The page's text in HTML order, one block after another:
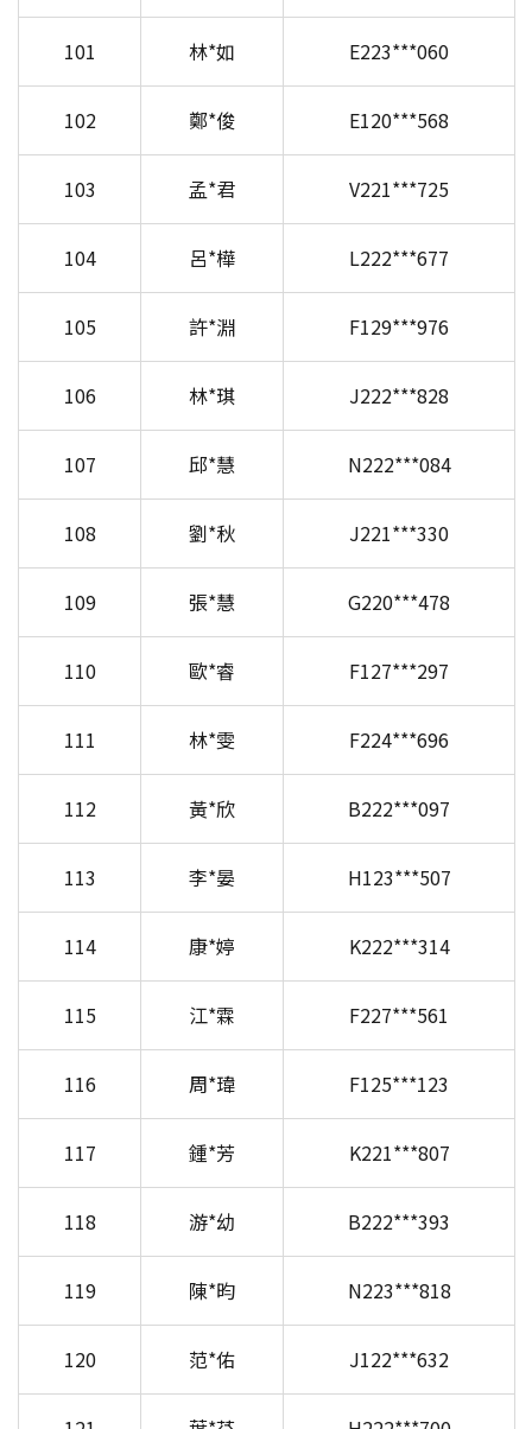
101 林*如 E223***060
102 鄭*俊 E120***568
103 孟*君 V221***725
104 呂*樺 L222***677
105 許*淵 F129***976
106 林*琪 J222***828
107 邱*慧 N222***084
108 劉*秋 J221***330
109 張*慧 G220***478
110 歐*睿 F127***297
111 林*雯 F224***696
112 黃*欣 B222***097
113 李*晏 H123***507
114 康*婷 K222***314
115 江*霖 F227***561
116 周*瑋 F125***123
117 鍾*芳 K221***807
118 游*幼 B222***393
119 陳*昀 N223***818
120 范*佑 J122***632